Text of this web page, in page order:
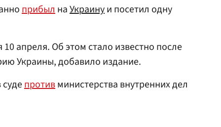
прибылнаУкраинуи посетил одну
апреля. Об этом стало известно после
Украины, добавило издание.
противминистерства внутренних дел